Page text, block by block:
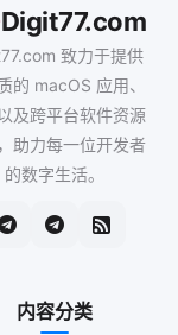
Digit77.com
致力于提供
的 macOS 应用、
及跨平台软件资源
助力每一位开发者
的数字生活。
内容分类